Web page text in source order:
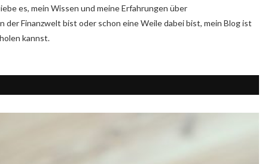
es, mein Wissen und meine Erfahrungen über
Finanzwelt bist oder schon eine Weile dabei bist, mein Blog ist
kannst.